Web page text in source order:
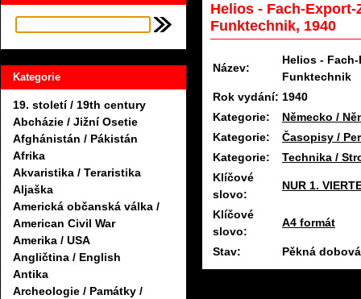
Kategorie
19. století / 19th century
Abcházie / Jižní Osetie
Afghánistán / Pákistán
Afrika
Akvaristika / Teraristika
Aljaška
Americká občanská válka /
American Civil War
Amerika / USA
Angličtina / English
Antika
Archeologie / Památky /
Helios - Fach-
Funktechnik, 1940
Název:
Helios -
Funktechnik
Rok vydání: 1940
Kategorie:
Německo /
Kategorie:
Časopisy /
Kategorie:
Technika /
Klíčové
slovo:
NUR 1.
Klíčové
slovo:
A4 formát
Stav: Pěkná